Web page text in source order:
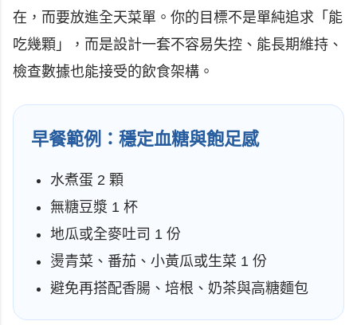
在，而要放進全天菜單。你的目標不是單純追求「能
吃幾顆」，而是設計一套不容易失控、能長期維持、
檢查數據也能接受的飲食架構。
早餐範例：穩定血糖與飽足感
水煮蛋 2 顆
無糖豆漿 1 杯
地瓜或全麥吐司 1 份
燙青菜、番茄、小黃瓜或生菜 1 份
避免再搭配香腸、培根、奶茶與高糖麵包